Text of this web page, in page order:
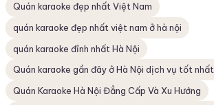
Quán karaoke đẹp nhất Việt Nam
quán karaoke đẹp nhất việt nam ở hà nội
quán karaoke đỉnh nhất Hà Nội
Quán karaoke gần đây ở Hà Nội dịch vụ tốt nhất
Quán Karaoke Hà Nội Đẳng Cấp Và Xu Hướng